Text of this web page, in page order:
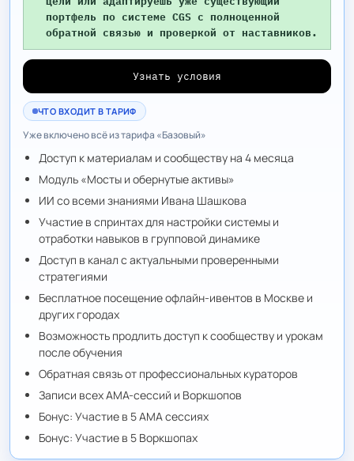
портфель по системе CGS с полноценной
обратной связью и проверкой от наставников.
Узнать условия
ЧТО ВХОДИТ В ТАРИФ
Уже включено всё из тарифа «Базовый»
Доступ к материалам и сообществу на 4 месяца
Модуль «Мосты и обернутые активы»
ИИ со всеми знаниями Ивана Шашкова
Участие в спринтах для настройки системы и
отработки навыков в групповой динамике
Доступ в канал с актуальными проверенными
стратегиями
Бесплатное посещение офлайн-ивентов в Москве и
других городах
Возможность продлить доступ к сообществу и урокам
после обучения
Обратная связь от профессиональных кураторов
Записи всех АМА-сессий и Воркшопов
Бонус: Участие в 5 АМА сессиях
Бонус: Участие в 5 Воркшопах